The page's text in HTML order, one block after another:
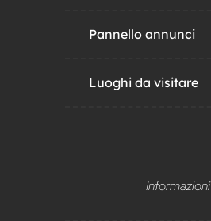
Pannello annunci
Luoghi da visitare
Informazioni